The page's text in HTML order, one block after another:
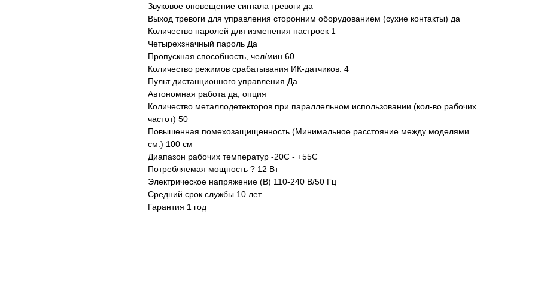
Звуковое оповещение сигнала тревоги да
Выход тревоги для управления сторонним оборудованием (сухие контакты) да
Количество паролей для изменения настроек 1
Четырехзначный пароль Да
Пропускная способность, чел/мин 60
Количество режимов срабатывания ИК-датчиков: 4
Пульт дистанционного управления Да
Автономная работа да, опция
Количество металлодетекторов при параллельном использовании (кол-во рабочих
частот) 50
Повышенная помехозащищенность (Минимальное расстояние между моделями
см.) 100 см
Диапазон рабочих температур -20С - +55С
Потребляемая мощность ? 12 Вт
Электрическое напряжение (В) 110-240 В/50 Гц
Средний срок службы 10 лет
Гарантия 1 год